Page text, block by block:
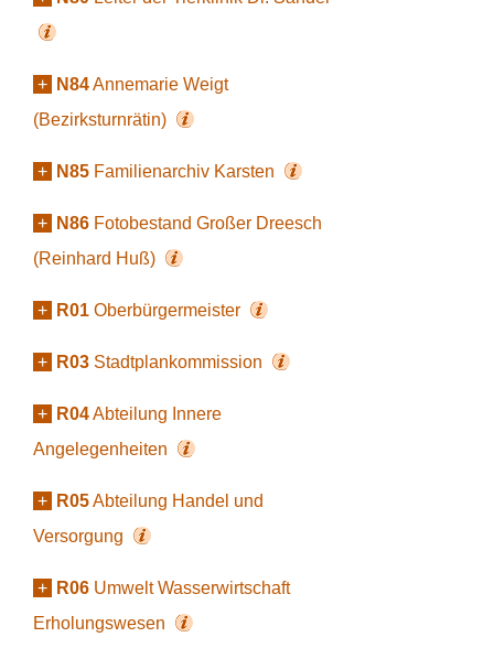
+ N84Annemarie Weigt
(Bezirksturnrätin)
+ N85 Familienarchiv Karsten
+ N86 Fotobestand Großer Dreesch
(Reinhard Huß)
+ R01 Oberbürgermeister
+ R03 Stadtplankommission
+ R04Abteilung Innere
Angelegenheiten
+ R05Abteilung Handel und
Versorgung
+ R06 Umwelt Wasserwirtschaft
Erholungswesen